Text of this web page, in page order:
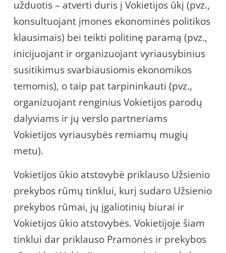
užduotis – atverti duris į Vokietijos ūkį (pvz.,
konsultuojant įmones ekonominės politikos
klausimais) bei teikti politinę paramą (pvz.,
inicijuojant ir organizuojant vyriausybinius
susitikimus svarbiausiomis ekonomikos
temomis), o taip pat tarpininkauti (pvz.,
organizuojant renginius Vokietijos parodų
dalyviams ir jų verslo partneriams
Vokietijos vyriausybės remiamų mugių
metu).
Vokietijos ūkio atstovybė priklauso Užsienio
prekybos rūmų tinklui, kurį sudaro Užsienio
prekybos rūmai, jų įgaliotinių biurai ir
Vokietijos ūkio atstovybės. Vokietijoje šiam
tinklui dar priklauso Pramonės ir prekybos